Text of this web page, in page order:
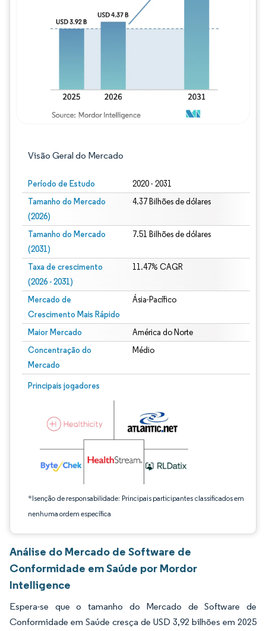
Visão Geral do Mercado
Período de Estudo 2020 - 2031
Tamanho do Mercado
(2026)
4.37 Bilhões de dólares
Tamanho do Mercado
(2031)
7.51 Bilhões de dólares
Taxa de crescimento
(2026 - 2031)
11.47% CAGR
Mercado de
Crescimento Mais Rápido
Ásia-Pacífico
Maior Mercado América do Norte
Concentração do
Mercado
Médio
Principais jogadores
*Isenção de responsabilidade: Principais participantes classificados em
nenhuma ordem específica
Imagem © Mordor Intelligence. O reuso requer atribuição conforme CC BY 4.0.
Imagem © Mordor Intelligence. O reuso
Análise do Mercado de Software de
Conformidade em Saúde por Mordor
Intelligence
Espera-se que o tamanho do Mercado de Software de
Conformidade em Saúde cresça de USD 3,92 bilhões em 2025